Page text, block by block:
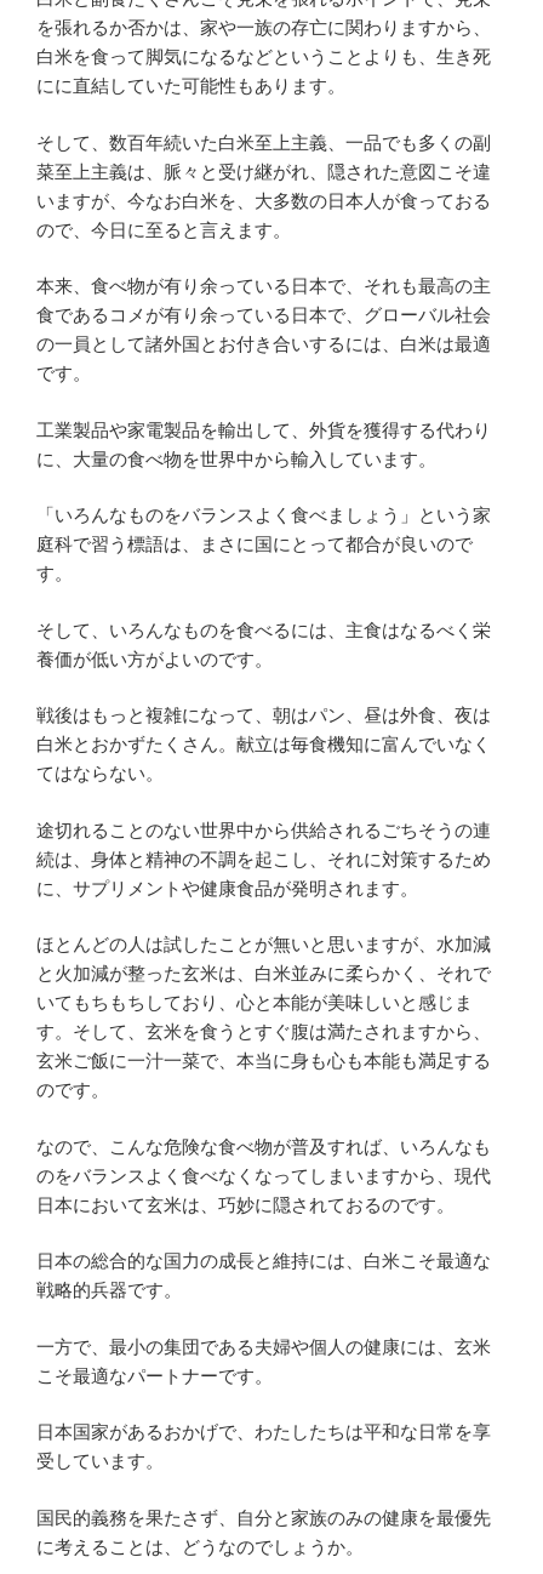
を張れるか否かは、家や一族の存亡に関わりますから、
白米を食って脚気になるなどということよりも、生き死
にに直結していた可能性もあります。
そして、数百年続いた白米至上主義、一品でも多くの副
菜至上主義は、脈々と受け継がれ、隠された意図こそ違
いますが、今なお白米を、大多数の日本人が食っておる
ので、今日に至ると言えます。
本来、食べ物が有り余っている日本で、それも最高の主
食であるコメが有り余っている日本で、グローバル社会
の一員として諸外国とお付き合いするには、白米は最適
です。
工業製品や家電製品を輸出して、外貨を獲得する代わり
に、大量の食べ物を世界中から輸入しています。
「いろんなものをバランスよく食べましょう」という家
庭科で習う標語は、まさに国にとって都合が良いので
す。
そして、いろんなものを食べるには、主食はなるべく栄
養価が低い方がよいのです。
戦後はもっと複雑になって、朝はパン、昼は外食、夜は
白米とおかずたくさん。献立は毎食機知に富んでいなく
てはならない。
途切れることのない世界中から供給されるごちそうの連
続は、身体と精神の不調を起こし、それに対策するため
に、サプリメントや健康食品が発明されます。
ほとんどの人は試したことが無いと思いますが、水加減
と火加減が整った玄米は、白米並みに柔らかく、それで
いてもちもちしており、心と本能が美味しいと感じま
す。そして、玄米を食うとすぐ腹は満たされますから、
玄米ご飯に一汁一菜で、本当に身も心も本能も満足する
のです。
なので、こんな危険な食べ物が普及すれば、いろんなも
のをバランスよく食べなくなってしまいますから、現代
日本において玄米は、巧妙に隠されておるのです。
日本の総合的な国力の成長と維持には、白米こそ最適な
戦略的兵器です。
一方で、最小の集団である夫婦や個人の健康には、玄米
こそ最適なパートナーです。
日本国家があるおかげで、わたしたちは平和な日常を享
受しています。
国民的義務を果たさず、自分と家族のみの健康を最優先
に考えることは、どうなのでしょうか。